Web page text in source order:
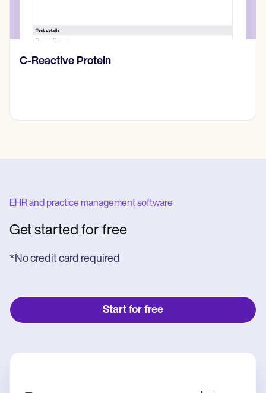
Diario de pensamientos
EHR and practice management software
Get started for free
*No credit card required
Start for free